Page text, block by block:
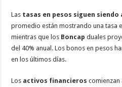
Las tasas en pesos siguen
promedio están mostrando una tasa
mientras que los Boncapduales
del 40% anual. Los bonos en pesos
en los últimos días.
Los activos financieros